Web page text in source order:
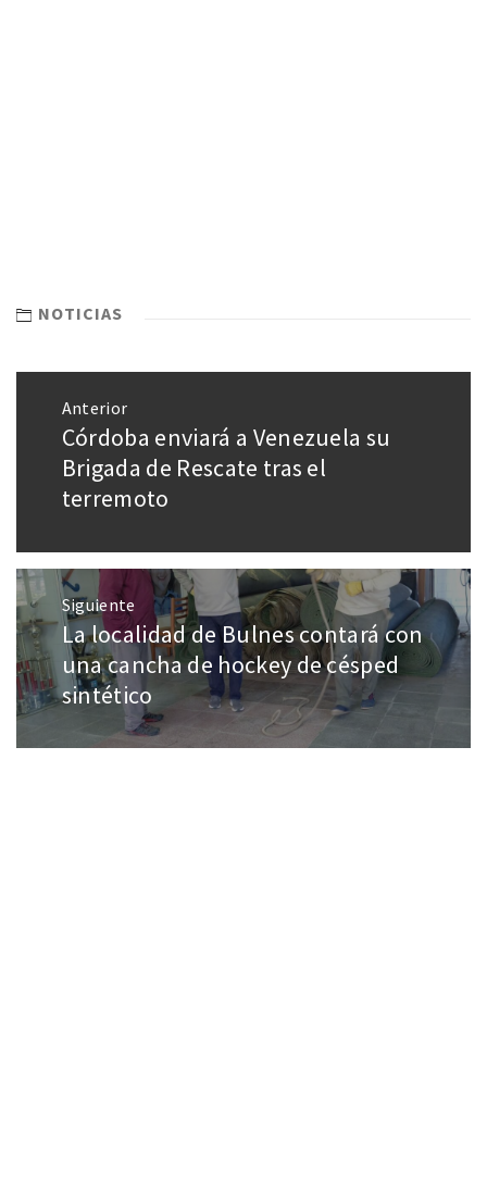
NOTICIAS
Anterior
Córdoba enviará a Venezuela su
Brigada de Rescate tras el
terremoto
Siguiente
La localidad de Bulnes contará con
una cancha de hockey de césped
sintético